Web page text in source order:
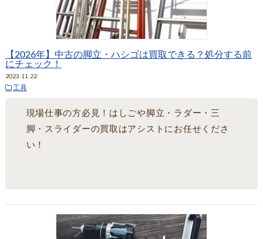
【2026年】中古の脚立・ハシゴは買取できる？処分する前
にチェック！
2023.11.22
工具
現場仕事の方必見！はしごや脚立・ラダー・三
脚・スライダーの買取はアシストにお任せくださ
い！